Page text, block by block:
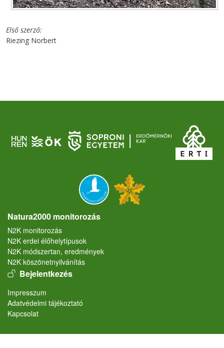
Első szerző
Riezing Norbert
Natura2000 monitorozás
N2K monitorozás
N2K erdei élőhelytípusok
N2K módszertan, eredmények
N2K köszönetnyilvánítás
User account menu
Bejelentkezés
Lábléc
Impresszum
Adatvédelmi tájékoztató
Kapcsolat